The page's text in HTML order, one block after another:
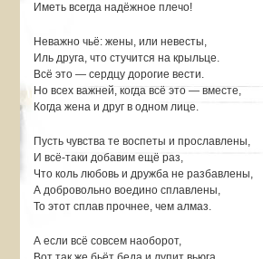
Иметь всегда надёжное плечо!
Неважно чьё: жены, или невесты,
Иль друга, что стучится на крыльце.
Всё это — сердцу дорогие вести.
Но всех важней, когда всё это — вместе,
Когда жена и друг в одном лице.
Пусть чувства те воспеты и прославлены,
И всё-таки добавим ещё раз,
Что коль любовь и дружба не разбавлены,
А добровольно воедино сплавлены,
То этот сплав прочнее, чем алмаз.
А если всё совсем наоборот,